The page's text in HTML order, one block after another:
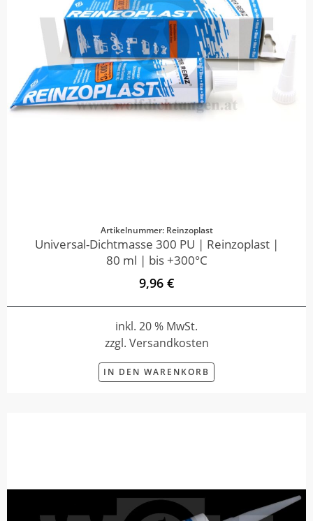
Artikelnummer: Reinzoplast
Universal-Dichtmasse 300 PU | Reinzoplast |
80 ml | bis +300°C
9,96 €
inkl. 20 % MwSt.
zzgl. Versandkosten
IN DEN WARENKORB